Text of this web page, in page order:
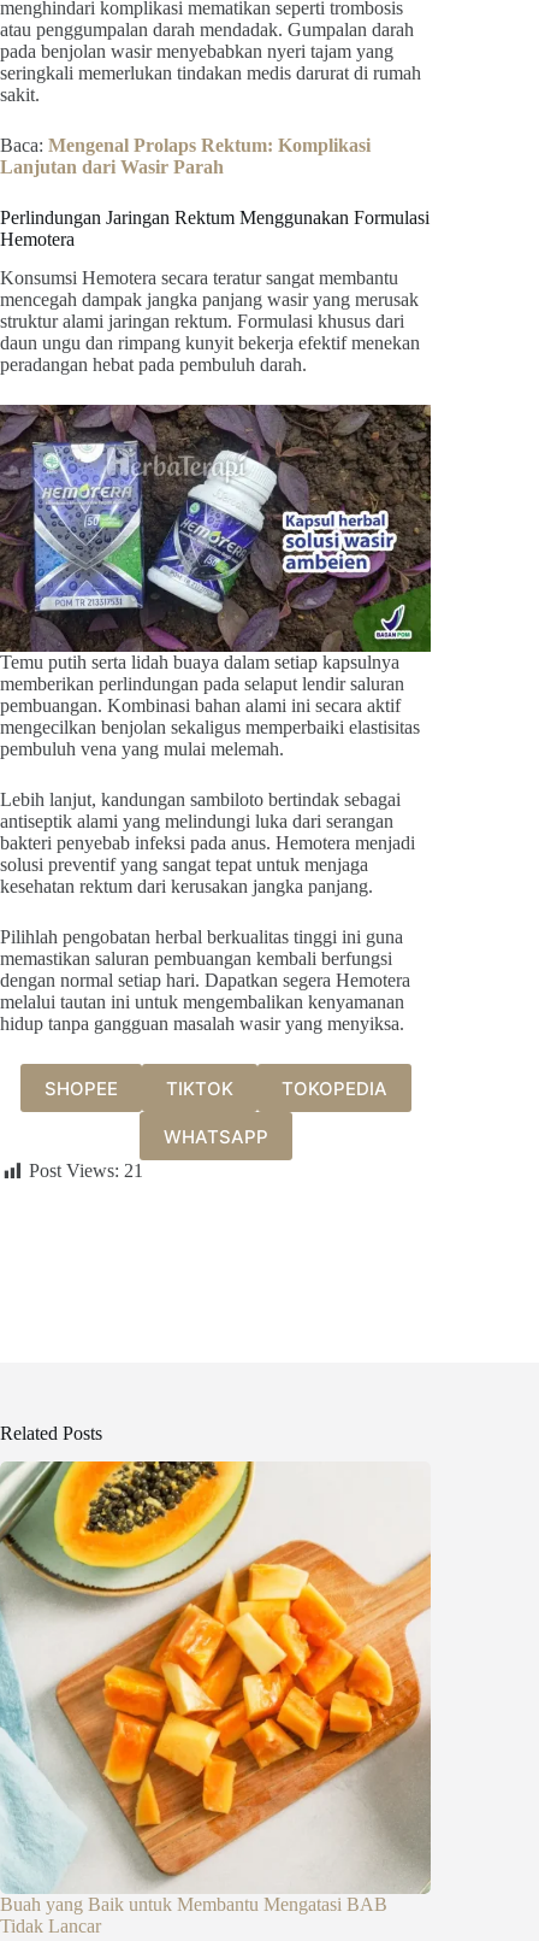
menghindari komplikasi mematikan seperti trombosis
atau penggumpalan darah mendadak. Gumpalan darah
pada benjolan wasir menyebabkan nyeri tajam yang
seringkali memerlukan tindakan medis darurat di rumah
sakit.
Baca: Mengenal Prolaps Rektum: Komplikasi
Lanjutan dari Wasir Parah
Perlindungan Jaringan Rektum Menggunakan Formulasi
Hemotera
Konsumsi Hemotera secara teratur sangat membantu
mencegah dampak jangka panjang wasir yang merusak
struktur alami jaringan rektum. Formulasi khusus dari
daun ungu dan rimpang kunyit bekerja efektif menekan
peradangan hebat pada pembuluh darah.
Temu putih serta lidah buaya dalam setiap kapsulnya
memberikan perlindungan pada selaput lendir saluran
pembuangan. Kombinasi bahan alami ini secara aktif
mengecilkan benjolan sekaligus memperbaiki elastisitas
pembuluh vena yang mulai melemah.
Lebih lanjut, kandungan sambiloto bertindak sebagai
antiseptik alami yang melindungi luka dari serangan
bakteri penyebab infeksi pada anus. Hemotera menjadi
solusi preventif yang sangat tepat untuk menjaga
kesehatan rektum dari kerusakan jangka panjang.
Pilihlah pengobatan herbal berkualitas tinggi ini guna
memastikan saluran pembuangan kembali berfungsi
dengan normal setiap hari. Dapatkan segera Hemotera
melalui tautan ini untuk mengembalikan kenyamanan
hidup tanpa gangguan masalah wasir yang menyiksa.
SHOPEE TIKTOK TOKOPEDIA
WHATSAPP
Post Views: 21
Related Posts
Buah yang Baik untuk Membantu Mengatasi BAB
Tidak Lancar